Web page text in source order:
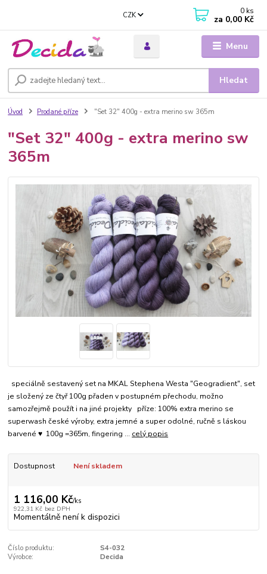
Menu
CZK
Hledat
0 ks
za 0,00 Kč
Úvod Prodané příze "Set 32" 400g - extra merino sw 365m
"Set 32" 400g - extra merino sw
365m
speciálně sestavený set na MKAL Stephena Westa "Geogradient", set
je složený ze čtyř 100g přaden v postupném přechodu, možno
samozřejmě použít i na jiné projekty příze: 100% extra merino se
superwash české výroby, extra jemné a super odolné, ručně s láskou
barvené ♥ 100g =365m, fingering ... celý popis
Dostupnost Není skladem
1 116,00 Kč/ks
922,31 Kč bez DPH
Momentálně není k dispozici
Číslo produktu:
S4-032
Výrobce:
Decida